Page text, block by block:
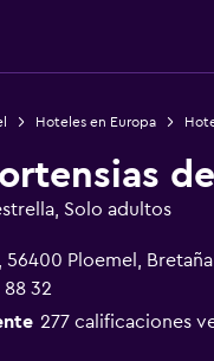
Hoteles en Europa
Solo adultos
56400 Ploemel, Bretaña
88 32
277 calificaciones